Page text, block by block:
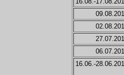
16.06.-